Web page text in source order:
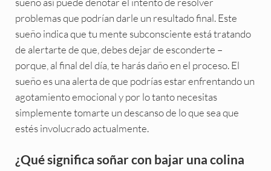
problemas que podrían darle un resultado final. Este
sueño indica que tu mente subconsciente está tratando
de alertarte de que, debes dejar de esconderte –
porque, al final del día, te harás daño en el proceso. El
sueño es una alerta de que podrías estar enfrentando un
agotamiento emocional y por lo tanto necesitas
simplemente tomarte un descanso de lo que sea que
estés involucrado actualmente.
¿Qué significa soñar con bajar una colina